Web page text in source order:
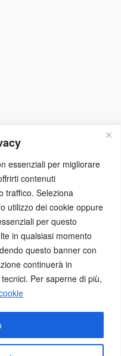
essenziali per migliorare
contenuti
traffico. Seleziona
utilizzo dei cookie oppure
per questo
in qualsiasi momento
questo banner con
continuerà in
Per saperne di più,